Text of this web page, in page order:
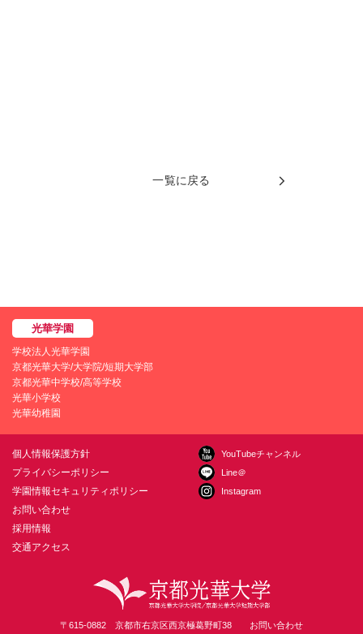
一覧に戻る
学校法人光華学園
京都光華大学/大学院/短期大学部
京都光華中学校/高等学校
光華小学校
光華幼稚園
個人情報保護方針
プライバシーポリシー
学園情報セキュリティポリシー
お問い合わせ
採用情報
交通アクセス
YouTubeチャンネル
Line＠
Instagram
〒615-0882 京都市右京区西京極葛野町38 お問い合わせ